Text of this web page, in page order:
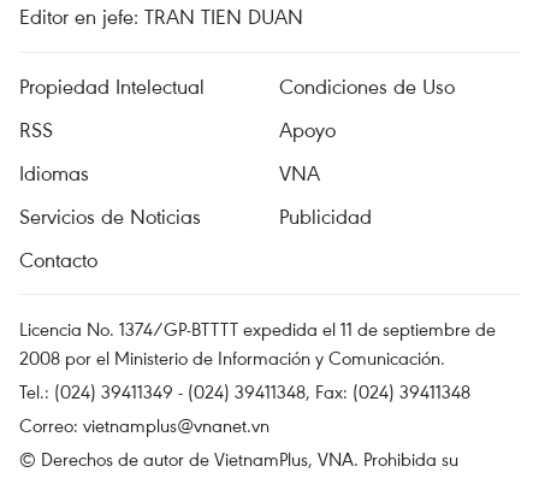
Editor en jefe: TRAN TIEN DUAN
Propiedad Intelectual
Condiciones de Uso
RSS
Apoyo
Idiomas
VNA
Servicios de Noticias
Publicidad
Contacto
Licencia No. 1374/GP-BTTTT expedida el 11 de septiembre de
2008 por el Ministerio de Información y Comunicación.
Tel.: (024) 39411349 - (024) 39411348, Fax: (024) 39411348
Correo: vietnamplus@vnanet.vn
© Derechos de autor de VietnamPlus, VNA. Prohibida su